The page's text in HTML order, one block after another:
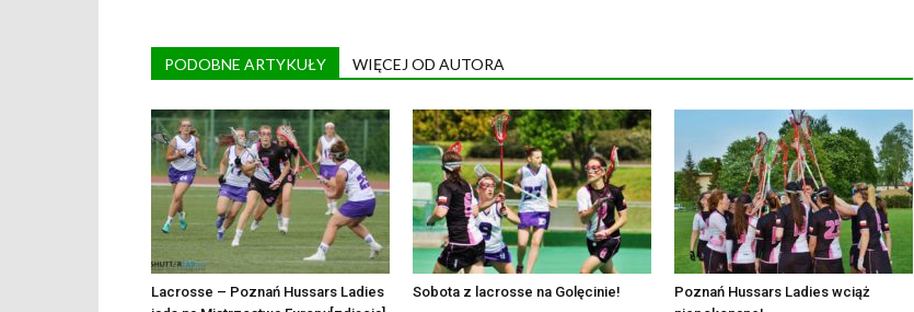
PODOBNE ARTYKUŁY WIĘCEJ OD AUTORA
Lacrosse – Poznań Hussars Ladies
Sobota z lacrosse na Golęcinie!
Poznań Hussars Ladies wciąż